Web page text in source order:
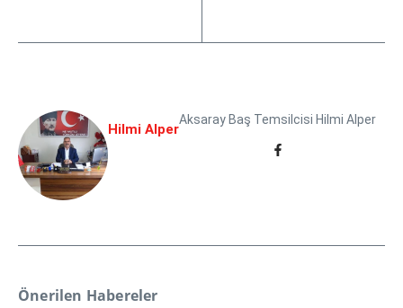
Hilmi Alper
Aksaray Baş Temsilcisi Hilmi Alper
Önerilen Habereler